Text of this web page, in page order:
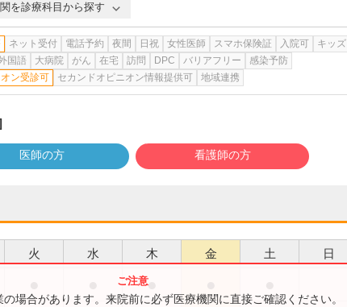
を診療科目から探す
ネット受付 電話予約 夜間 日祝 女性医師 スマホ保険証 入院可 キッズ
国語 大病院 がん 在宅 訪問 DPC バリアフリー
感染予防
ン受診可
セカンドオピニオン情報提供可 地域連携
医師の方 看護師の方
火 水 木 金 土 日
●
場合があります。来院前に必ず医療機関に直接ご確認ください。